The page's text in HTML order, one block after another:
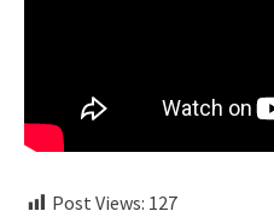
Post Views: 127